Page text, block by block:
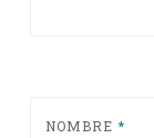
NOMBRE *